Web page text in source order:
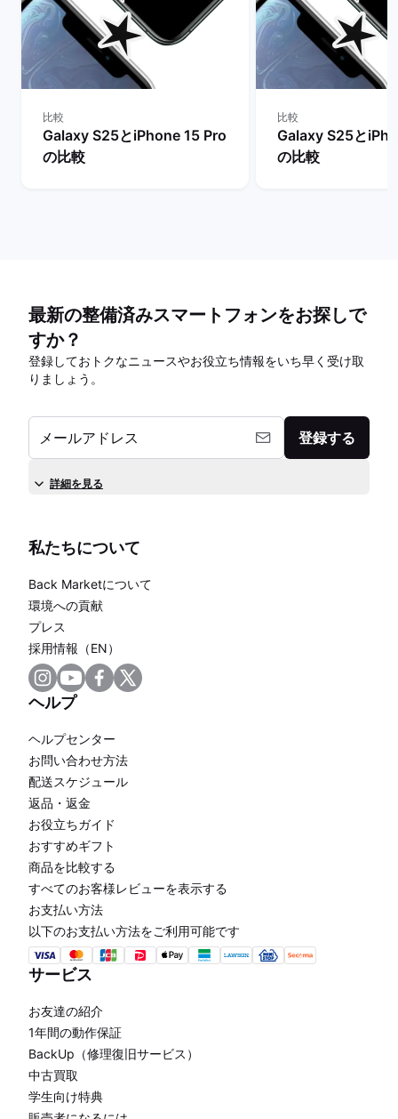
比較
Galaxy S25とiPhone 15 Pro
の比較
比較
Galaxy S25と
の比較
最新の整備済みスマートフォンをお探しで
すか？
登録しておトクなニュースやお役立ち情報をいち早く受け取
りましょう。
メールアドレス 登録する
詳細を見る
私たちについて
Back Marketについて
環境への貢献
プレス
採用情報（EN）
ヘルプ
ヘルプセンター
お問い合わせ方法
配送スケジュール
返品・返金
お役立ちガイド
おすすめギフト
商品を比較する
すべてのお客様レビューを表示する
お支払い方法
以下のお支払い方法をご利用可能です
サービス
お友達の紹介
1年間の動作保証
BackUp（修理復旧サービス）
中古買取
学生向け特典